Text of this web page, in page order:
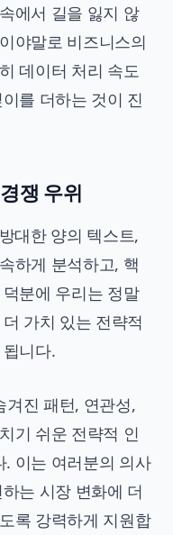
에서 길을 잃지 않
야말로 비즈니스의
데이터 처리 속도
를 더하는 것이 진
쟁 우위
대한 양의 텍스트,
하게 분석하고, 핵
분에 우리는 정말
가치 있는 전략적
니다.
겨진 패턴, 연관성,
기 쉬운 전략적 인
이는 여러분의 의사
는 시장 변화에 더
록 강력하게 지원합